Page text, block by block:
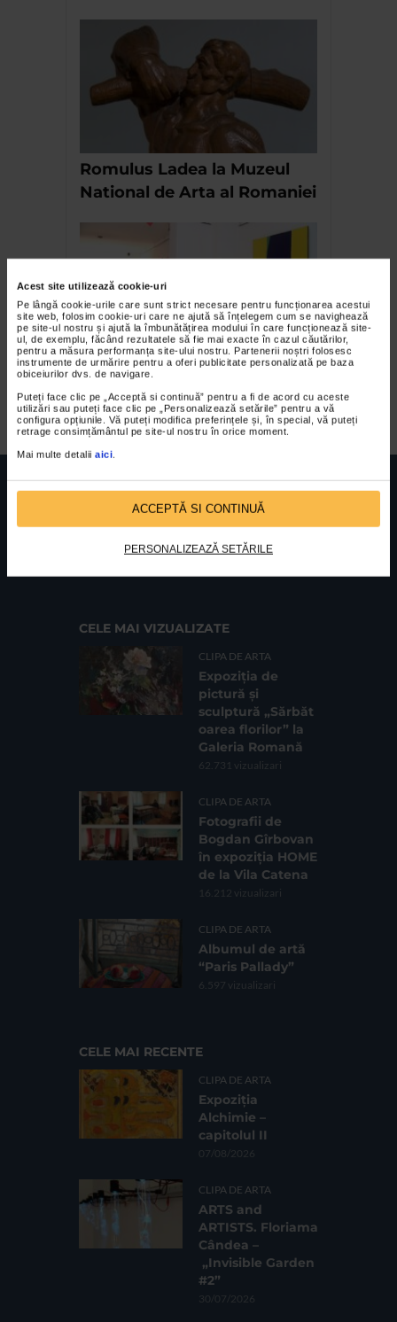
Acest site utilizează cookie-uri
Pe lângă cookie-urile care sunt strict necesare pentru funcționarea acestui
site web, folosim cookie-uri care ne ajută să înțelegem cum se navighează
pe site-ul nostru și ajută la îmbunătățirea modului în care funcționează site-
ul, de exemplu, făcând rezultatele să fie mai exacte în cazul căutărilor,
pentru a măsura performanța site-ului nostru. Partenerii noștri folosesc
instrumente de urmărire pentru a oferi publicitate personalizată pe baza
obiceiurilor dvs. de navigare.
Puteți face clic pe „Acceptă si continuă” pentru a fi de acord cu aceste
utilizări sau puteți face clic pe „Personalizează setările” pentru a vă
configura opțiunile. Vă puteți modifica preferințele și, în special, vă puteți
retrage consimțământul pe site-ul nostru în orice moment.
Mai multe detalii aici
ACCEPTĂ SI CONTINUĂ
PERSONALIZEAZĂ SETĂRILE
Romulus Ladea la Muzeul
National de Arta al Romaniei
Setran si Leonte la Galeria
Moir
FUNDATIA FILDAS ARTNr inreg registrul special: 4 PJ/ 29.01.2013
CELE MAI VIZUALIZATE
CLIPA DE ARTA
Expoziția de
pictură și
sculptură „Sărbăt
oarea florilor” la
Galeria Romană
62.731 vizualizari
CLIPA DE ARTA
Fotografii de
Bogdan Gîrbovan
în expoziția HOME
de la Vila Catena
16.212 vizualizari
CLIPA DE ARTA
Albumul de artă
“Paris Pallady”
6.597 vizualizari
CELE MAI RECENTE
CLIPA DE ARTA
Expoziția
Alchimie –
capitolul II
07/08/2026
CLIPA DE ARTA
ARTS and
ARTISTS. Floriama
Cândea –
„Invisible Garden
#2”
30/07/2026